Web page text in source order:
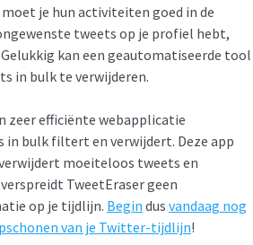
je hun activiteiten goed in de
tweets op je profiel hebt,
kan een geautomatiseerde tool
in bulk te verwijderen.
zeer efficiënte webapplicatie
bulk filtert en verwijdert. Deze app
moeiteloos tweets en
TweetEraser geen
op je tijdlijn. Begin dus vandaag nog
van je Twitter-tijdlijn!